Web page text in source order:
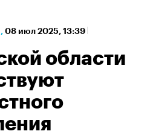
, 08 июл 2025, 13:39
области